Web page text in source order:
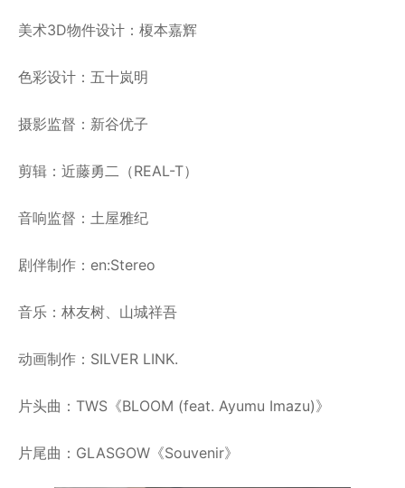
美术3D物件设计：榎本嘉辉
色彩设计：五十岚明
摄影监督：新谷优子
剪辑：近藤勇二（REAL-T）
音响监督：土屋雅纪
剧伴制作：en:Stereo
音乐：林友树、山城祥吾
动画制作：SILVER LINK.
片头曲：TWS《BLOOM (feat. Ayumu Imazu)》
片尾曲：GLASGOW《Souvenir》